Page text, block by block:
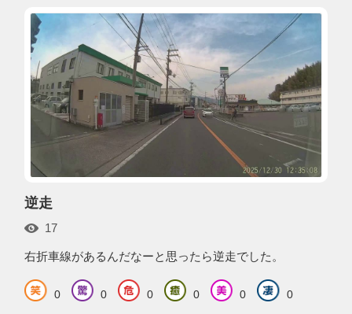
逆走
17
右折車線があるんだなーと思ったら逆走でした。
0 0 0 0 0 0